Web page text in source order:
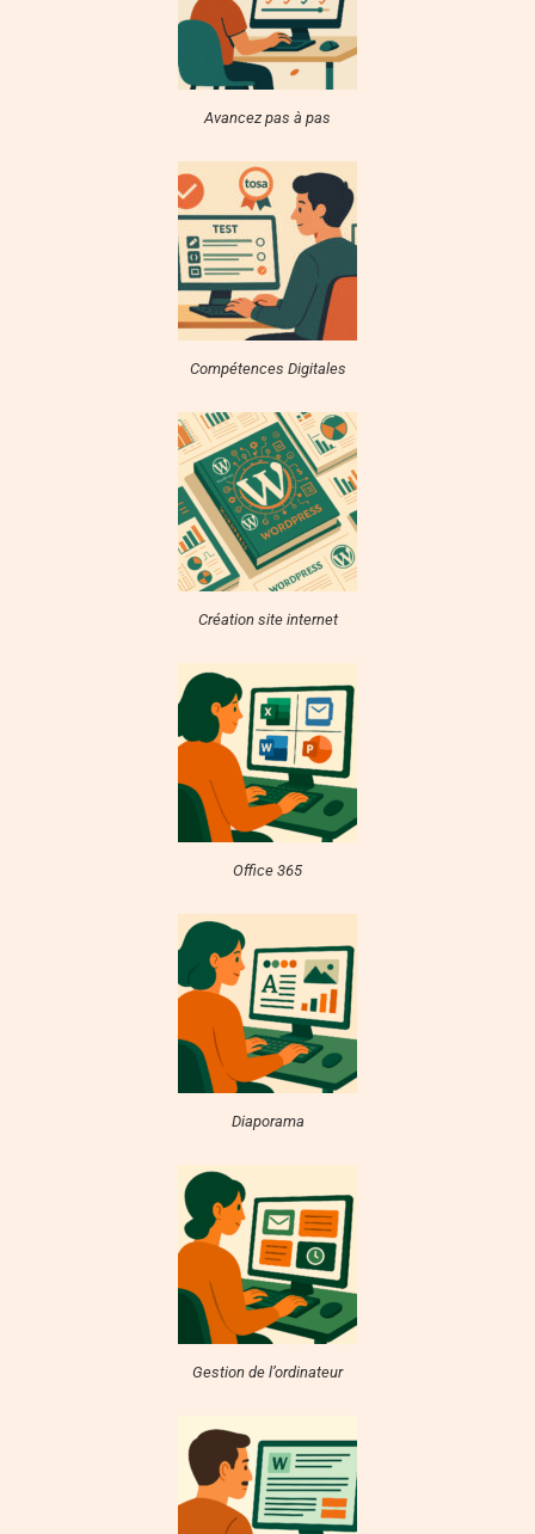
Avancez pas à pas
Compétences Digitales
Création site internet
Office 365
Diaporama
Gestion de l’ordinateur